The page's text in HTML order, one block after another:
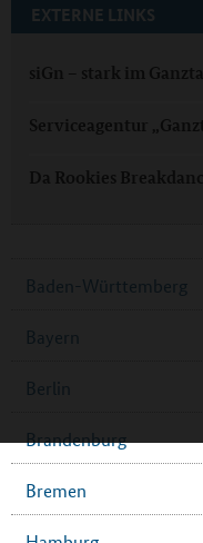
EXTERNE LINKS
siGn – stark im
Serviceagentur
Da Rookies
Baden-Württemberg
Bayern
Berlin
Brandenburg
Bremen